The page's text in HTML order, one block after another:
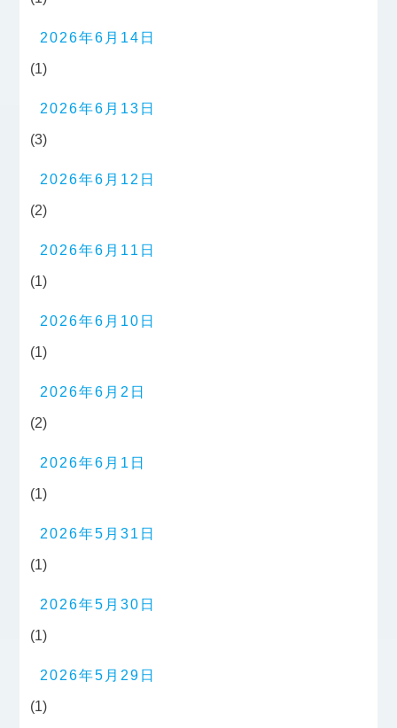
2026年6月14日
(1)
2026年6月13日
(3)
2026年6月12日
(2)
2026年6月11日
(1)
2026年6月10日
(1)
2026年6月2日
(2)
2026年6月1日
(1)
2026年5月31日
(1)
2026年5月30日
(1)
2026年5月29日
(1)